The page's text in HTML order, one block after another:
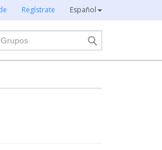
Regístrate Español